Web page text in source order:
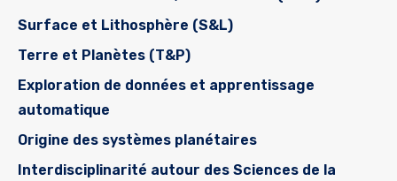
Surface et Lithosphère (S&L)
Terre et Planètes (T&P)
Exploration de données et apprentissage
automatique
Origine des systèmes planétaires
Interdisciplinarité autour des Sciences de la